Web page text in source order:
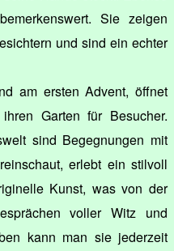
Sie zeigen
und sind ein echter
am ersten Advent, öffnet
Garten für Besucher.
sind Begegnungen mit
erlebt ein stilvoll
Kunst, was von der
voller Witz und
kann man sie jederzeit